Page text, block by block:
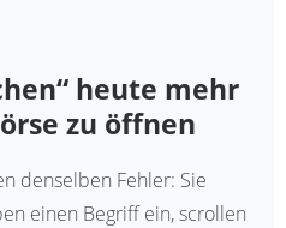
heute mehr
zu öffnen
denselben Fehler: Sie
einen Begriff ein, scrollen